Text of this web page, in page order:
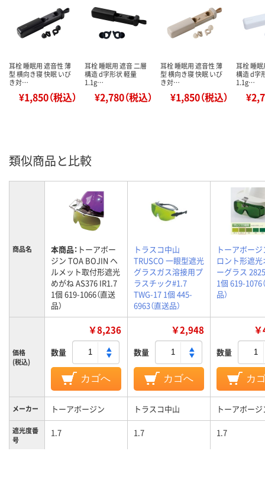
耳栓 睡眠用 遮音性 薄
型 横向き寝 快眠 いび
き対…
¥1,850（税込）
耳栓 睡眠用 遮音 二層
構造 d字形状 軽量
1.1g…
¥2,780（税込）
耳栓 睡眠用 遮音性 薄
型 横向き寝 快眠 いび
き対…
¥1,850（税込）
耳栓 睡
構造 d字
1.1g…
類似商品と比較
商品名 本商品： トーアボー
ジン TOA BOJIN ヘ
ルメット取付形遮光
めがね AS376 IR1.7
1個 619-1066（直送
品）
トラスコ中山
TRUSCO 一眼型遮光
グラスガス溶接用プ
ラスチック#1.7
TWG-17 1個 445-
6963（直送品）
トーアボー
ロント形遮
ーグラス
1個 619-1076
品）
価格
(税込)
￥8,236
数量
カゴへ
￥2,948
数量
カゴへ
数量
カ
メーカー トーアボージン トラスコ中山 トーアボージ
遮光度番
号
1.7 1.7 1.7